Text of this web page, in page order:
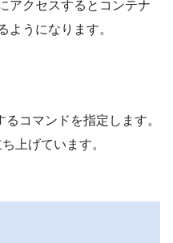
アクセスするとコンテナ
ようになります。
コマンドを指定します。
上げています。